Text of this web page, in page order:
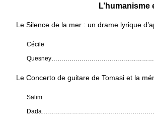
Le Silence de la mer : un drame lyrique
Cécile
Quesney
Le Concerto de guitare de Tomasi et la
Salim
Dada